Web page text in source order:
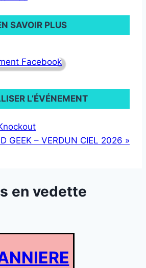
SAVOIR PLUS
Facebook
L’ÉVÉNEMENT
GEEK – VERDUN CIEL 2026 »
en vedette